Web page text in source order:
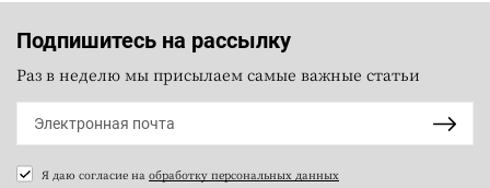
Подпишитесь на рассылку
Раз в неделю мы присылаем самые важные статьи
Я даю согласие на обработку персональных данных